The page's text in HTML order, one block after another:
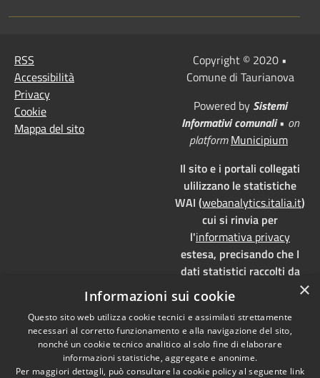
RSS
Accessibilità
Privacy
Cookie
Mappa del sito
Copyright © 2020 •
Comune di Taurianova
Powered by Sistemi
Informativi comunali• on
platform Municipium
Il sito e i portali collegati
ulilizzano le statistiche
WAI (webanalytics.italia.it)
cui si rinvia per
l'informativa privacy
estesa, precisando che I
dati statistici raccolti da
WAI vengono memorizzati
su server dedicati,
localizzati in Italia e ad uso
esclusivo della pubblica
amministrazione. WAI è
pienamente aderente alla
×
Informazioni sui cookie
Questo sito web utilizza cookie tecnici e assimilati strettamente
necessari al corretto funzionamento e alla navigazione del sito,
nonché un cookie tecnico analitico al solo fine di elaborare
informazioni statistiche, aggregate e anonime.
Per maggiori dettagli, può consultare la cookie policy al seguente link